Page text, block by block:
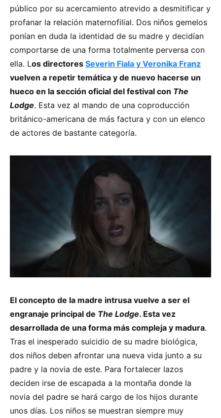
público por su acercamiento atrevido a desmitificar y
profanar la relación maternofilial. Dos niños gemelos
ponían en duda la identidad de su madre y decidían
comportarse de una forma totalmente perversa con
ella. Los directores Severin Fiala y Veronika Franz
vuelven a repetir temática y de nuevo hacerse un
hueco en la sección oficial del festival con The
Lodge. Esta vez al mando de una coproducción
británico-americana de más factura y con un elenco
de actores de bastante categoría.
El concepto de la madre intrusa vuelve a ser el
engranaje principal de The Lodge. Esta vez
desarrollada de una forma más compleja y madura.
Tras el inesperado suicidio de su madre biológica,
dos niños deben afrontar una nueva vida junto a su
padre y la novia de este. Para fortalecer lazos
deciden irse de escapada a la montaña donde la
novia del padre se hará cargo de los hijos durante
unos días. Los niños se muestran siempre muy